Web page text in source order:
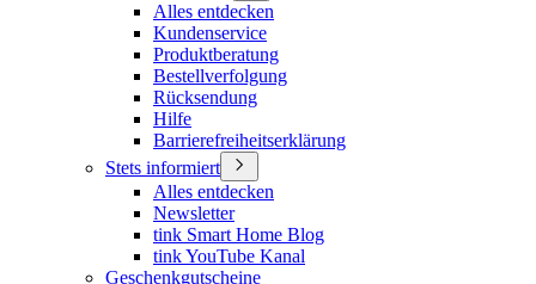
Alles entdecken
Kundenservice
Produktberatung
Bestellverfolgung
Rücksendung
Hilfe
Barrierefreiheitserklärung
Stets informiert
Alles entdecken
Newsletter
tink Smart Home Blog
tink YouTube Kanal
Geschenkgutscheine